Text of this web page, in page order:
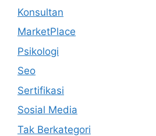
Konsultan
MarketPlace
Psikologi
Seo
Sertifikasi
Sosial Media
Tak Berkategori